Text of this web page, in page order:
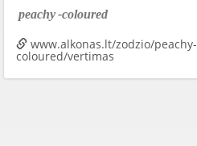
peachy-coloured
www.alkonas.lt/zodzio/peachy-
coloured/vertimas